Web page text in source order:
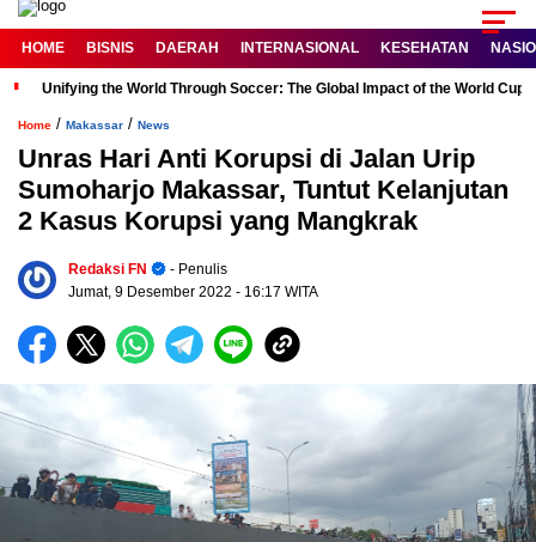
HOME BISNIS DAERAH INTERNASIONAL KESEHATAN
Unifying the World Through Soccer: The Global Impact of the World Cup
Home / Makassar / News
Unras Hari Anti Korupsi di Jalan Urip
Sumoharjo Makassar, Tuntut Kelanjutan
2 Kasus Korupsi yang Mangkrak
Redaksi FN
- Penulis
Jumat, 9 Desember 2022 - 16:17 WITA